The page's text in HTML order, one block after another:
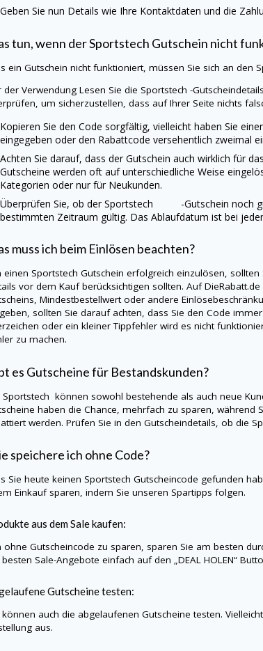
Geben Sie nun Details wie Ihre Kontaktdaten und die
tun, wenn derSportstech Gutschein nicht
ein Gutschein nicht funktioniert, müssen Sie sich an den
der Verwendung Lesen Sie dieSportstech-
um sicherzustellen, dass auf Ihrer Seite nichts
Kopieren Sie den Code sorgfältig, vielleicht haben Sie
eingegeben oder den Rabattcode versehentlich zweimal
Achten Sie darauf, dass der Gutschein auch wirklich für
Gutscheine werden oft auf unterschiedliche Weise
Kategorien oder nur für Neukunden.
Überprüfen Sie, ob der Sportstech -Gutschein noch
bestimmten Zeitraum gültig. Das Ablaufdatum ist bei
muss ich beim Einlösen beachten?
einenSportstechGutschein erfolgreich einzulösen, sollten
vor dem Kauf berücksichtigen sollten. AufDieRabatt.de
Mindestbestellwert oder andere
sollten Sie darauf achten, dass Sie den Code
oder ein kleiner Tippfehler wird es nicht
zu machen.
es Gutscheine für Bestandskunden?
Sportstechkönnen sowohl bestehende als auch neue
haben die Chance, mehrfach zu sparen,
werden. Prüfen Sie in den Gutscheindetails, ob die
speichere ich ohne Code?
Sie heute keinenSportstechGutscheincode gefunden
Einkauf sparen, indem Sie unseren Spartipps folgen.
aus dem Sale kaufen:
ohne Gutscheincode zu sparen, sparen Sie am besten
Sale-Angebote einfach auf den „DEAL HOLEN“
Gutscheine testen:
können auch die abgelaufenen Gutscheine testen.
aus.